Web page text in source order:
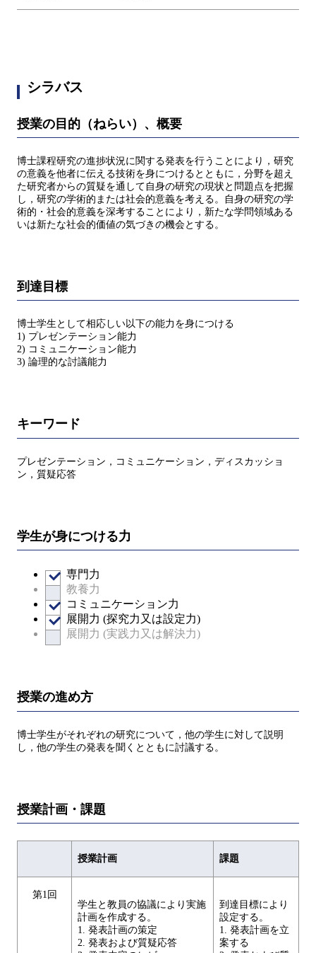
シラバス
授業の目的（ねらい）、概要
博士課程研究の進捗状況に関する発表を行うことにより，研究
の意義を他者に伝える技術を身につけるとともに，分野を超え
た研究者からの質疑を通して自身の研究の現状と問題点を把握
し，研究の学術的または社会的意義を考える。自身の研究の学
術的・社会的意義を深考することにより，新たな学問領域ある
いは新たな社会的価値の気づきの機会とする。
到達目標
博士学生として相応しい以下の能力を身につける
1) プレゼンテーション能力
2) コミュニケーション能力
3) 論理的な討議能力
キーワード
プレゼンテーション，コミュニケーション，ディスカッショ
ン，質疑応答
学生が身につける力
専門力
教養力
コミュニケーション力
展開力 (探究力又は設定力)
展開力 (実践力又は解決力)
授業の進め方
博士学生がそれぞれの研究について，他の学生に対して説明
し，他の学生の発表を聞くとともに討議する。
授業計画・課題
授業計画 課題
第1回
学生と教員の協議により実施
計画を作成する。
1. 発表計画の策定
2. 発表および質疑応答
到達目標により
設定する。
1. 発表計画を立
案する